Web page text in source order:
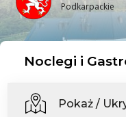
Podkarpackie
Noclegi i
Pokaż /